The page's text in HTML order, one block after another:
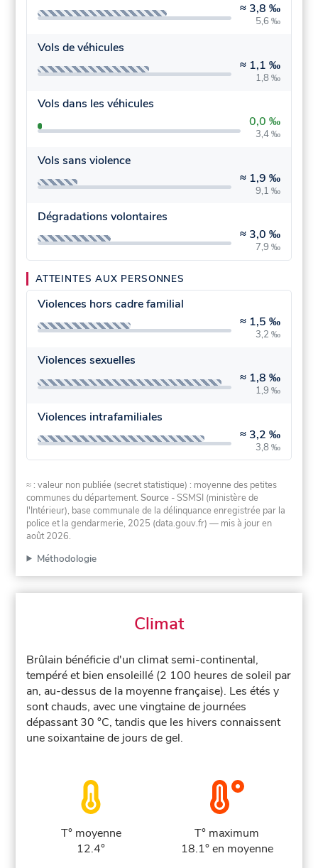
≈ 3,8 ‰
5,6 ‰
Vols de véhicules
≈ 1,1 ‰
1,8 ‰
Vols dans les véhicules
0,0 ‰
3,4 ‰
Vols sans violence
≈ 1,9 ‰
9,1 ‰
Dégradations volontaires
≈ 3,0 ‰
7,9 ‰
ATTEINTES AUX PERSONNES
Violences hors cadre familial
≈ 1,5 ‰
3,2 ‰
Violences sexuelles
≈ 1,8 ‰
1,9 ‰
Violences intrafamiliales
≈ 3,2 ‰
3,8 ‰
≈ : valeur non publiée (secret statistique) : moyenne des petites
communes du département.Source - SSMSI (ministère de
l'Intérieur), base communale de la délinquance enregistrée par la
police et la gendarmerie, 2025 (data.gouv.fr) — mis à jour en
août 2026.
Méthodologie
Climat
Brûlain bénéficie d'un climat semi-continental,
tempéré et bien ensoleillé (2 100 heures de soleil par
an, au-dessus de la moyenne française). Les étés y
sont chauds, avec une vingtaine de journées
dépassant 30 °C, tandis que les hivers connaissent
une soixantaine de jours de gel.
T° moyenne
12.4°
T° maximum
18.1° en moyenne